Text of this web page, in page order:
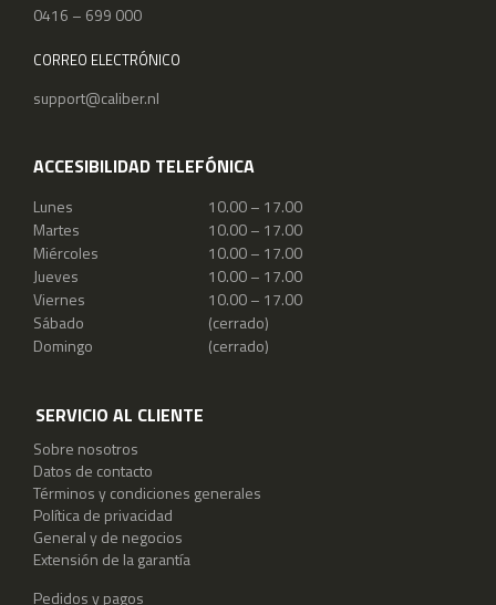
0416 – 699 000
CORREO ELECTRÓNICO
support@caliber.nl
ACCESIBILIDAD TELEFÓNICA
Lunes
10.00 – 17.00
Martes
10.00 – 17.00
Miércoles
10.00 – 17.00
Jueves
10.00 – 17.00
Viernes
10.00 – 17.00
Sábado
(cerrado)
Domingo
(cerrado)
SERVICIO AL CLIENTE
Sobre nosotros
Datos de contacto
Términos y condiciones generales
Política de privacidad
General y de negocios
Extensión de la garantía
Pedidos y pagos